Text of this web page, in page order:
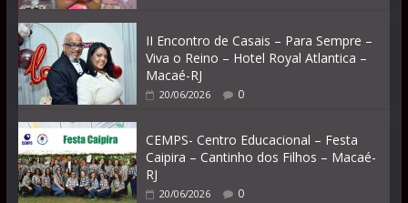
II Encontro de Casais – Para Sempre –
Viva o Reino – Hotel Royal Atlantica –
Macaé-RJ
20/06/2026 0
CEMPS- Centro Educacional – Festa
Caipira – Cantinho dos Filhos – Macaé-
RJ
20/06/2026 0